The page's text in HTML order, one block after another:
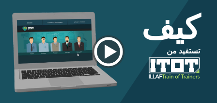
كيف
تستفيد من